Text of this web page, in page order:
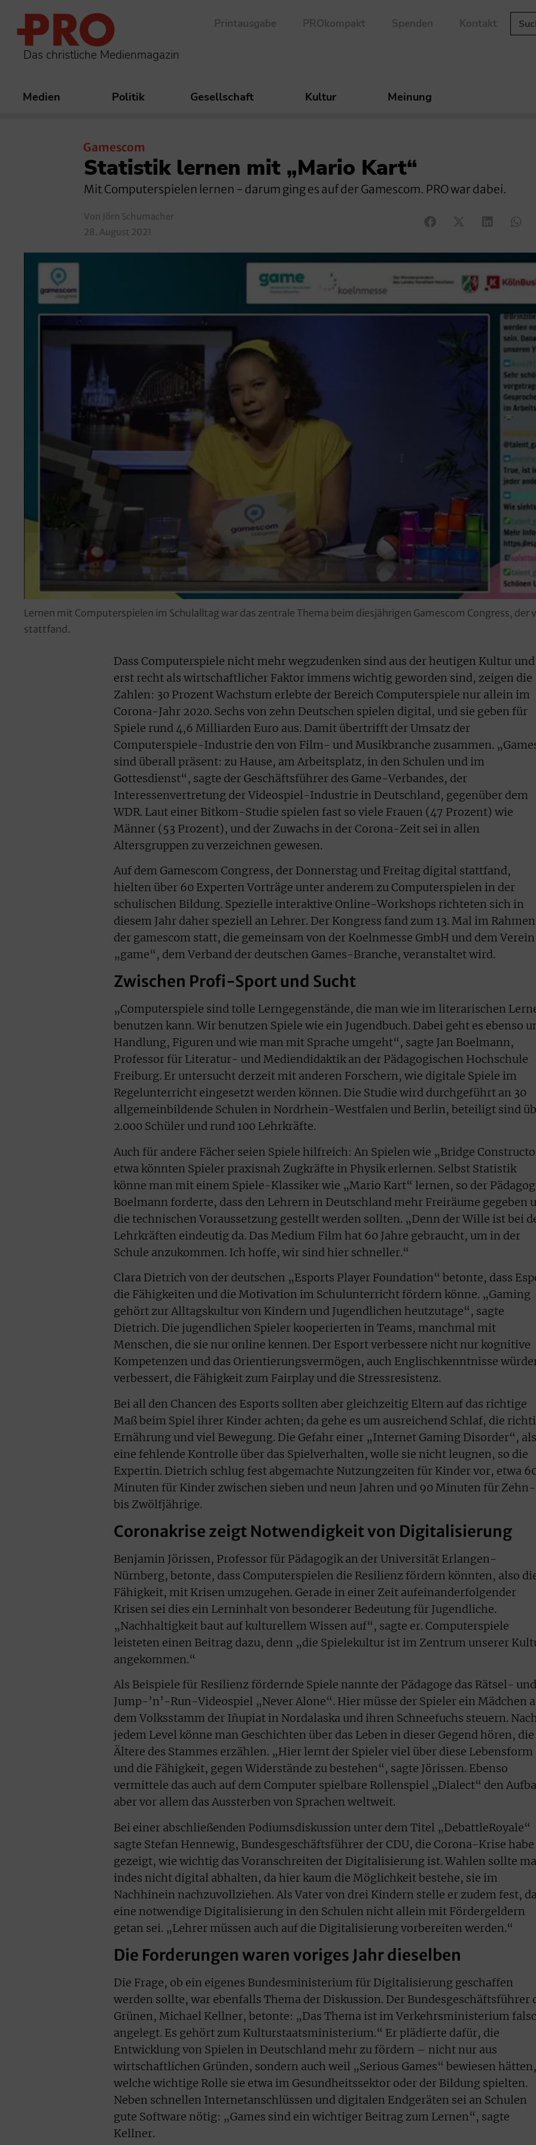
Das christliche Medienmagazin
Printausgabe PROkompakt Spenden Kontakt
Medien Politik Gesellschaft Kultur Meinung
Gamescom
Statistik lernen mit „Mario Kart“
Mit Computerspielen lernen - darum ging es auf der Gamescom. PRO war dabei.
Von Jörn Schumacher
28. August 2021
Lernen mit Computerspielen im Schulalltag war das zentrale Thema beim diesjährigen Gamescom Congress, der
stattfand.
Dass Computerspiele nicht mehr wegzudenken sind aus der heutigen Kultur und
erst recht als wirtschaftlicher Faktor immens wichtig geworden sind, zeigen die
Zahlen: 30 Prozent Wachstum erlebte der Bereich Computerspiele nur allein im
Corona-Jahr 2020. Sechs von zehn Deutschen spielen digital, und sie geben für
Spiele rund 4,6 Milliarden Euro aus. Damit übertrifft der Umsatz der
Computerspiele-Industrie den von Film- und Musikbranche zusammen.
sind überall präsent: zu Hause, am Arbeitsplatz, in den Schulen und im
Gottesdienst“, sagte der Geschäftsführer des Game-Verbandes, der
Interessenvertretung der Videospiel-Industrie in Deutschland, gegenüber dem
WDR. Laut einer Bitkom-Studie spielen fast so viele Frauen (47 Prozent) wie
Männer (53 Prozent), und der Zuwachs in der Corona-Zeit sei in allen
Altersgruppen zu verzeichnen gewesen.
Auf dem Gamescom Congress, der Donnerstag und Freitag digital stattfand,
hielten über 60 Experten Vorträge unter anderem zu Computerspielen in der
schulischen Bildung. Spezielle interaktive Online-Workshops richteten sich in
diesem Jahr daher speziell an Lehrer. Der Kongress fand zum 13. Mal im Rahmen
der gamescom statt, die gemeinsam von der Koelnmesse GmbH und dem Verein
„game“, dem Verband der deutschen Games-Branche, veranstaltet wird.
Zwischen Profi-Sport und Sucht
„Computerspiele sind tolle Lerngegenstände, die man wie im literarischen
benutzen kann. Wir benutzen Spiele wie ein Jugendbuch. Dabei geht es ebenso
Handlung, Figuren und wie man mit Sprache umgeht“, sagte Jan Boelmann,
Professor für Literatur- und Mediendidaktik an der Pädagogischen Hochschule
Freiburg. Er untersucht derzeit mit anderen Forschern, wie digitale Spiele im
Regelunterricht eingesetzt werden können. Die Studie wird durchgeführt an 30
allgemeinbildende Schulen in Nordrhein-Westfalen und Berlin, beteiligt sind
2.000 Schüler und rund 100 Lehrkräfte.
Auch für andere Fächer seien Spiele hilfreich: An Spielen wie „Bridge
etwa könnten Spieler praxisnah Zugkräfte in Physik erlernen. Selbst Statistik
könne man mit einem Spiele-Klassiker wie „Mario Kart“ lernen, so der
Boelmann forderte, dass den Lehrern in Deutschland mehr Freiräume gegeben
die technischen Voraussetzung gestellt werden sollten. „Denn der Wille ist bei
Lehrkräften eindeutig da. Das Medium Film hat 60 Jahre gebraucht, um in der
Schule anzukommen. Ich hoffe, wir sind hier schneller.“
Clara Dietrich von der deutschen „Esports Player Foundation“ betonte, dass
die Fähigkeiten und die Motivation im Schulunterricht fördern könne. „Gaming
gehört zur Alltagskultur von Kindern und Jugendlichen heutzutage“, sagte
Dietrich. Die jugendlichen Spieler kooperierten in Teams, manchmal mit
Menschen, die sie nur online kennen. Der Esport verbessere nicht nur kognitive
Kompetenzen und das Orientierungsvermögen, auch Englischkenntnisse
verbessert, die Fähigkeit zum Fairplay und die Stressresistenz.
Bei all den Chancen des Esports sollten aber gleichzeitig Eltern auf das richtige
Maß beim Spiel ihrer Kinder achten; da gehe es um ausreichend Schlaf, die
Ernährung und viel Bewegung. Die Gefahr einer „Internet Gaming Disorder“,
eine fehlende Kontrolle über das Spielverhalten, wolle sie nicht leugnen, so die
Expertin. Dietrich schlug fest abgemachte Nutzungzeiten für Kinder vor, etwa
Minuten für Kinder zwischen sieben und neun Jahren und 90 Minuten für Zehn-
bis Zwölfjährige.
Coronakrise zeigt Notwendigkeit von Digitalisierung
Benjamin Jörissen, Professor für Pädagogik an der Universität Erlangen-
Nürnberg, betonte, dass Computerspielen die Resilienz fördern könnten, also
Fähigkeit, mit Krisen umzugehen. Gerade in einer Zeit aufeinanderfolgender
Krisen sei dies ein Lerninhalt von besonderer Bedeutung für Jugendliche.
„Nachhaltigkeit baut auf kulturellem Wissen auf“, sagte er. Computerspiele
leisteten einen Beitrag dazu, denn „die Spielekultur ist im Zentrum unserer
angekommen.“
Als Beispiele für Resilienz fördernde Spiele nannte der Pädagoge das Rätsel- und
Jump-’n’-Run-Videospiel „Never Alone“. Hier müsse der Spieler ein Mädchen
dem Volksstamm der Iñupiat in Nordalaska und ihren Schneefuchs steuern.
jedem Level könne man Geschichten über das Leben in dieser Gegend hören, die
Ältere des Stammes erzählen. „Hier lernt der Spieler viel über diese Lebensform
und die Fähigkeit, gegen Widerstände zu bestehen“, sagte Jörissen. Ebenso
vermittele das auch auf dem Computer spielbare Rollenspiel „Dialect“ den
aber vor allem das Aussterben von Sprachen weltweit.
Bei einer abschließenden Podiumsdiskussion unter dem Titel „DebattleRoyale“
sagte Stefan Hennewig, Bundesgeschäftsführer der CDU, die Corona-Krise habe
gezeigt, wie wichtig das Voranschreiten der Digitalisierung ist. Wahlen sollte
indes nicht digital abhalten, da hier kaum die Möglichkeit bestehe, sie im
Nachhinein nachzuvollziehen. Als Vater von drei Kindern stelle er zudem fest,
eine notwendige Digitalisierung in den Schulen nicht allein mit Fördergeldern
getan sei. „Lehrer müssen auch auf die Digitalisierung vorbereiten werden.“
Die Forderungen waren voriges Jahr dieselben
Die Frage, ob ein eigenes Bundesministerium für Digitalisierung geschaffen
werden sollte, war ebenfalls Thema der Diskussion. Der Bundesgeschäftsführer
Grünen, Michael Kellner, betonte: „Das Thema ist im Verkehrsministerium
angelegt. Es gehört zum Kulturstaatsministerium.“ Er plädierte dafür, die
Entwicklung von Spielen in Deutschland mehr zu fördern – nicht nur aus
wirtschaftlichen Gründen, sondern auch weil „Serious Games“ bewiesen hätten,
welche wichtige Rolle sie etwa im Gesundheitssektor oder der Bildung spielten.
Neben schnellen Internetanschlüssen und digitalen Endgeräten sei an Schulen
gute Software nötig: „Games sind ein wichtiger Beitrag zum Lernen“, sagte
Kellner.